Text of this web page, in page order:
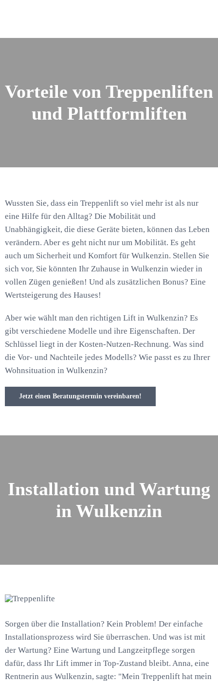
Vorteile von Treppenliften
und Plattformliften
Wussten Sie, dass ein Treppenlift so viel mehr ist als nur
eine Hilfe für den Alltag? Die Mobilität und
Unabhängigkeit, die diese Geräte bieten, können das Leben
verändern. Aber es geht nicht nur um Mobilität. Es geht
auch um Sicherheit und Komfort für Wulkenzin. Stellen Sie
sich vor, Sie könnten Ihr Zuhause in Wulkenzin wieder in
vollen Zügen genießen! Und als zusätzlichen Bonus? Eine
Wertsteigerung des Hauses!
Aber wie wählt man den richtigen Lift in Wulkenzin? Es
gibt verschiedene Modelle und ihre Eigenschaften. Der
Schlüssel liegt in der Kosten-Nutzen-Rechnung. Was sind
die Vor- und Nachteile jedes Modells? Wie passt es zu Ihrer
Wohnsituation in Wulkenzin?
Jetzt einen Beratungstermin vereinbaren!
Installation und Wartung
in Wulkenzin
Sorgen über die Installation? Kein Problem! Der einfache
Installationsprozess wird Sie überraschen. Und was ist mit
der Wartung? Eine Wartung und Langzeitpflege sorgen
dafür, dass Ihr Lift immer in Top-Zustand bleibt. Anna, eine
Rentnerin aus Wulkenzin, sagte: "Mein Treppenlift hat mein